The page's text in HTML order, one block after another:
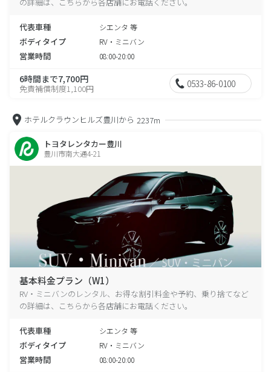
代表車種 シエンタ 等
ボディタイプ RV・ミニバン
営業時間 08:00-20:00
6時間まで7,700円
免責補償制度1,100円 0533-86-0100
ホテルクラウンヒルズ豊川から 2237m
トヨタレンタカー豊川
豊川市南大通4-21
基本料金プラン（W1）
RV・ミニバンのレンタル、お得な割引料金や予約、乗り捨てなど
の詳細は、こちらから各店舗にお電話ください。
代表車種 シエンタ 等
ボディタイプ RV・ミニバン
営業時間 08:00-20:00